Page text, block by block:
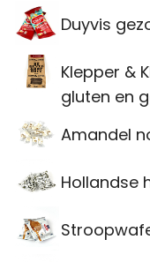
Duyvis
Klepper &
gluten en
Amandel
Hollandse